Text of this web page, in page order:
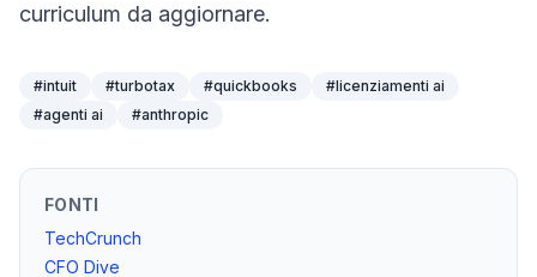
curriculum da aggiornare.
#intuit #turbotax #quickbooks #licenziamenti ai
#agenti ai #anthropic
FONTI
TechCrunch
CFO Dive